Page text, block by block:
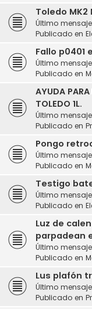
Toledo
Último
Publicado en
Fallo p0401
Último
Publicado en
AYUDA
TOLEDO 1L.
Último
Publicado en
Pongo
Último
Publicado en
Testigo
Último
Publicado en
Luz de
parpadean
Último
Publicado en
Lus plafón
Último
Publicado en